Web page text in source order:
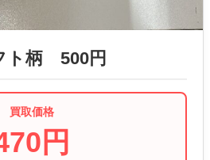
ト柄 500円
買取価格
円